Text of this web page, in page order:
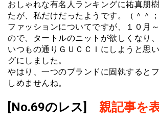
おしゃれな有名人ランキングに祐真朋
たが、私だけだったようです。（＾＾；
ファッションについてですが、１０月
ので、タートルのニットが欲しくなり、
いつもの通りＧＵＣＣＩにしようと思
グにしました。
やはり、一つのブランドに固執すると
しめませんね。
[No.69のレス] 親記事を